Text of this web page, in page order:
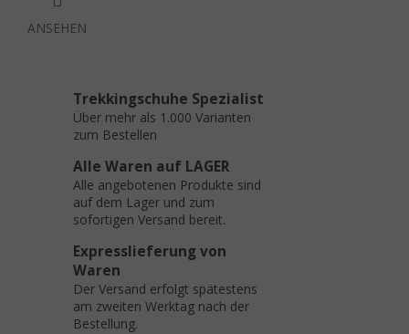
ANSEHEN
Trekkingschuhe Spezialist
Über mehr als 1.000 Varianten
zum Bestellen
Alle Waren auf LAGER
Alle angebotenen Produkte sind
auf dem Lager und zum
sofortigen Versand bereit.
Expresslieferung von
Waren
Der Versand erfolgt spätestens
am zweiten Werktag nach der
Bestellung.